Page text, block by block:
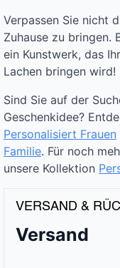
Verpassen Sie nicht
Zuhause zu bringen.
ein Kunstwerk, das
Lachen bringen wird!
Sind Sie auf der
Geschenkidee?
Personalisiert Frauen
Familie. Für noch
unsere Kollektion
VERSAND &
Versand